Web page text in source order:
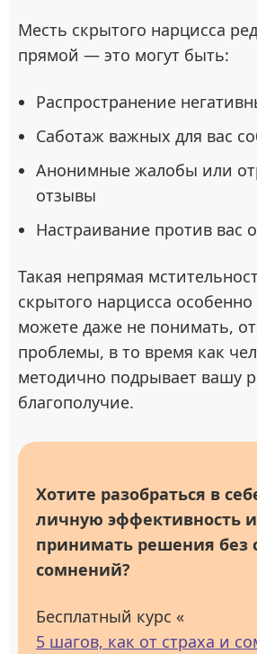
Месть скрытого нарцисса
прямой — это могут быть:
Распространение
Саботаж важных для вас
Анонимные жалобы или
отзывы
Настраивание против вас
Такая непрямая
скрытого нарцисса
можете даже не понимать,
проблемы, в то время как
методично подрывает вашу
благополучие.
Хотите разобраться в
личную эффективность
принимать решения без
сомнений?
Бесплатный курс «
5 шагов, как от страха и